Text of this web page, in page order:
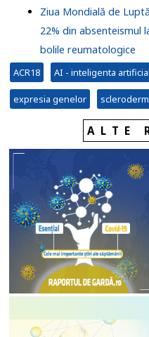
Ziua Mondială de
22% din absenteismul
bolile reumatologice
ACR18 AI - inteligenta
expresia genelor
ALTE